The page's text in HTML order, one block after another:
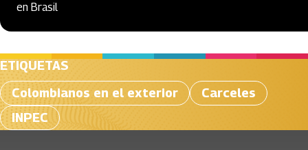
en Brasil
ETIQUETAS
Colombianos en el exterior
Carceles
INPEC